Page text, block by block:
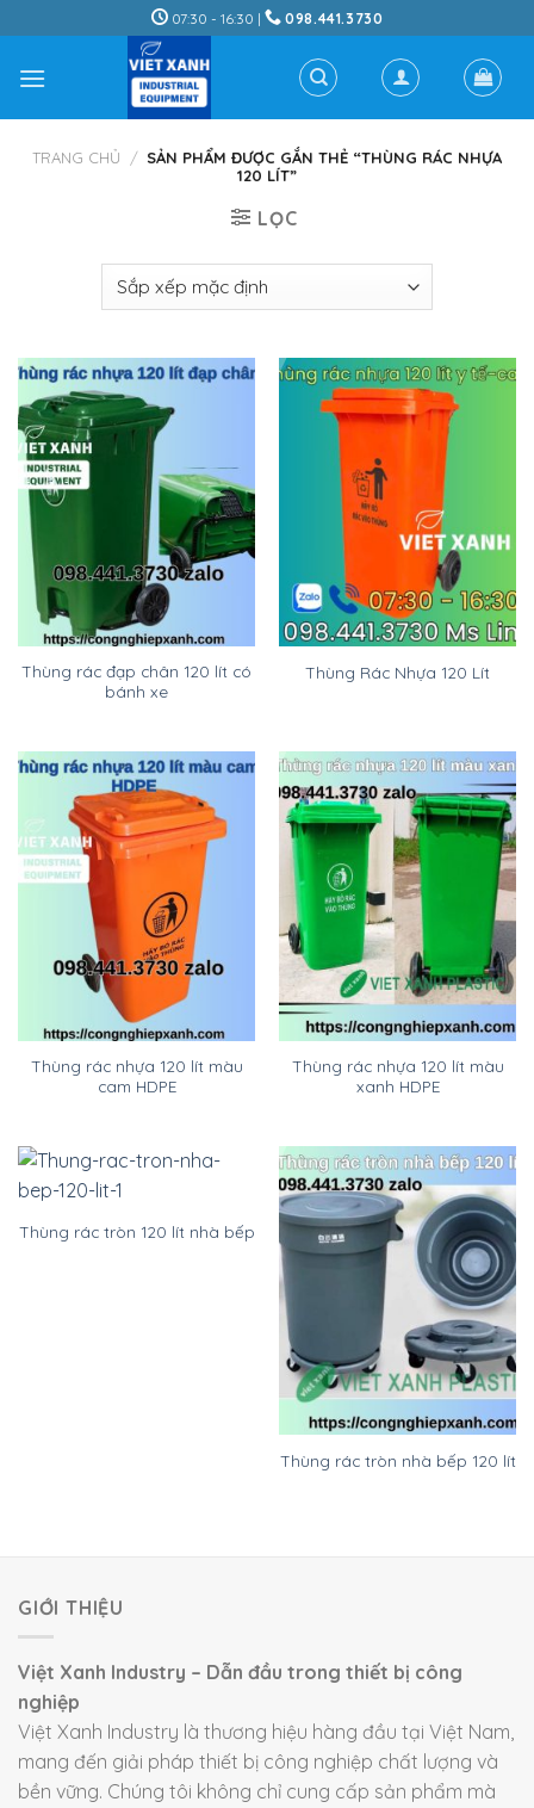
to
content
07:30 - 16:30 | 098.441.3730
TRANG CHỦ / SẢN PHẨM ĐƯỢC GẮN THẺ “THÙNG RÁC NHỰA
120 LÍT”
LỌC
Thùng rác đạp chân 120 lít có
bánh xe
Thùng Rác Nhựa 120 Lít
Thùng rác nhựa 120 lít màu
cam HDPE
Thùng rác nhựa 120 lít màu
xanh HDPE
Thùng rác tròn 120 lít nhà bếp
Thùng rác tròn nhà bếp 120 lít
GIỚI THIỆU
Việt Xanh Industry – Dẫn đầu trong thiết bị công
nghiệp
Việt Xanh Industry là thương hiệu hàng đầu tại Việt Nam,
mang đến giải pháp thiết bị công nghiệp chất lượng và
bền vững. Chúng tôi không chỉ cung cấp sản phẩm mà